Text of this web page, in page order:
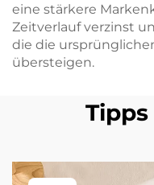
eine stärkere
Zeitverlauf verzinst
die die
übersteigen.